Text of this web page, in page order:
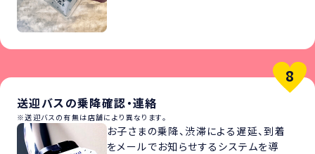
送迎バスの乗降確認・連絡
送迎バスの有無は店舗により異なります。
お子さまの乗降、渋滞による遅延、到着
をメールでお知らせするシステムを導